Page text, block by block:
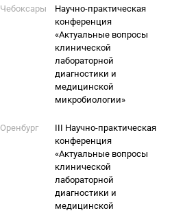
Чебоксары
Научно-практическая
конференция
«Актуальные вопросы
клинической
лабораторной
диагностики и
медицинской
микробиологии»
Оренбург
III Научно-практическая
конференция
«Актуальные вопросы
клинической
лабораторной
диагностики и
медицинской